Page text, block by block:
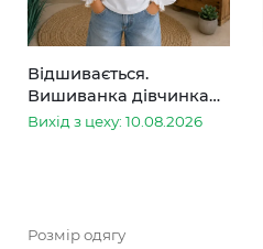
Відшивається.
Вишиванка дівчинка
колоски
Вихід з цеху: 10.08.2026
Розмір одягу